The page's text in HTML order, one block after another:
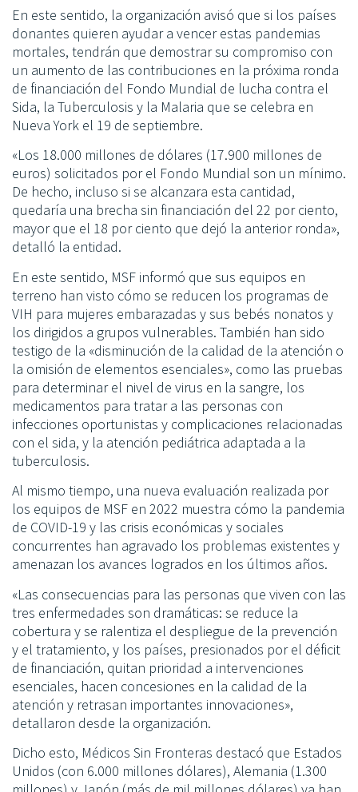
En este sentido, la organización avisó que si los países
donantes quieren ayudar a vencer estas pandemias
mortales, tendrán que demostrar su compromiso con
un aumento de las contribuciones en la próxima ronda
de financiación del Fondo Mundial de lucha contra el
Sida, la Tuberculosis y la Malaria que se celebra en
Nueva York el 19 de septiembre.
«Los 18.000 millones de dólares (17.900 millones de
euros) solicitados por el Fondo Mundial son un mínimo.
De hecho, incluso si se alcanzara esta cantidad,
quedaría una brecha sin financiación del 22 por ciento,
mayor que el 18 por ciento que dejó la anterior ronda»,
detalló la entidad.
En este sentido, MSF informó que sus equipos en
terreno han visto cómo se reducen los programas de
VIH para mujeres embarazadas y sus bebés nonatos y
los dirigidos a grupos vulnerables. También han sido
testigo de la «disminución de la calidad de la atención o
la omisión de elementos esenciales», como las pruebas
para determinar el nivel de virus en la sangre, los
medicamentos para tratar a las personas con
infecciones oportunistas y complicaciones relacionadas
con el sida, y la atención pediátrica adaptada a la
tuberculosis.
Al mismo tiempo, una nueva evaluación realizada por
los equipos de MSF en 2022 muestra cómo la pandemia
de COVID-19 y las crisis económicas y sociales
concurrentes han agravado los problemas existentes y
amenazan los avances logrados en los últimos años.
«Las consecuencias para las personas que viven con las
tres enfermedades son dramáticas: se reduce la
cobertura y se ralentiza el despliegue de la prevención
y el tratamiento, y los países, presionados por el déficit
de financiación, quitan prioridad a intervenciones
esenciales, hacen concesiones en la calidad de la
atención y retrasan importantes innovaciones»,
detallaron desde la organización.
Dicho esto, Médicos Sin Fronteras destacó que Estados
Unidos (con 6.000 millones dólares), Alemania (1.300